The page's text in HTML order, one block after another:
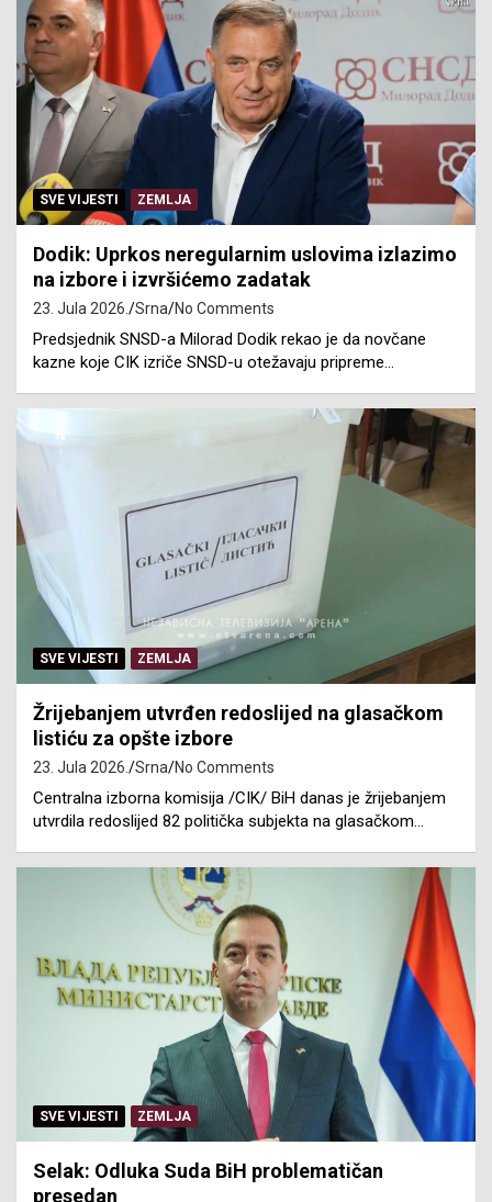
SVE VIJESTI ZEMLJA
Dodik: Uprkos neregularnim uslovima izlazimo
na izbore i izvršićemo zadatak
23. Jula 2026. Srna No Comments
Predsjednik SNSD-a Milorad Dodik rekao je da novčane
kazne koje CIK izriče SNSD-u otežavaju pripreme…
SVE VIJESTI ZEMLJA
Žrijebanjem utvrđen redoslijed na glasačkom
listiću za opšte izbore
23. Jula 2026. Srna No Comments
Centralna izborna komisija /CIK/ BiH danas je žrijebanjem
utvrdila redoslijed 82 politička subjekta na glasačkom…
SVE VIJESTI ZEMLJA
Selak: Odluka Suda BiH problematičan
presedan